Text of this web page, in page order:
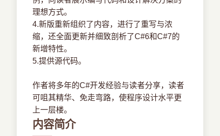
理想方式。
4.新版重新组织了内容，进行了重写与浓
缩，还全面更新并细致剖析了C#6和C#7的
新增特性。
5.提供源代码。
作者将多年的C#开发经验与读者分享，读者
可咀其精华、免走弯路，使程序设计水平更
上一层楼。
内容简介